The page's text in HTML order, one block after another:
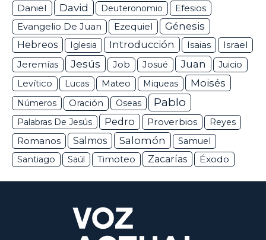
Daniel David Deuteronomio Efesios
Evangelio De Juan Ezequiel
Génesis
Hebreos
Iglesia Introducción Isaias Israel
Jeremías Jesús Job Josué Juan
Juicio
Levítico
Lucas Mateo Miqueas Moisés
Números Oración Oseas Pablo
Palabras De Jesús Pedro Proverbios Reyes
Romanos Salmos Salomón
Samuel
Santiago
Saúl Timoteo Zacarías Éxodo